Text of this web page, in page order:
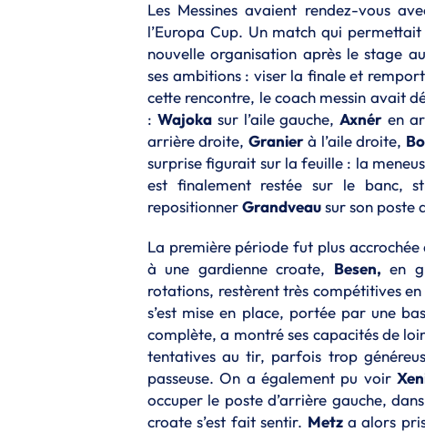
Les Messines avaient rendez-vous
l’Europa Cup. Un match qui
nouvelle organisation après le stage
ses ambitions : viser la finale et
cette rencontre, le coach messin avait
: Wajokasur l’aile gauche,Axnér en
arrière droite, Granierà l’aile droite,
surprise figurait sur la feuille : la
est finalement restée sur le banc,
repositionnerGrandveausur son poste
La première période fut plus accrochée
à une gardienne croate, Besen, en
rotations, restèrent très compétitives
s’est mise en place, portée par une
complète, a montré ses capacités de
tentatives au tir, parfois trop
passeuse. On a également pu voir
occuper le poste d’arrière gauche,
croate s’est fait sentir. Metza alors